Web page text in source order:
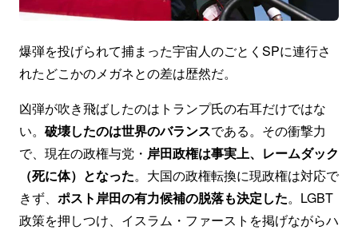
爆弾を投げられて捕まった宇宙人のごとくSPに連行さ
れたどこかのメガネとの差は歴然だ。
凶弾が吹き飛ばしたのはトランプ氏の右耳だけではな
い。 破壊したのは世界のバランスである。その衝撃力
で、現在の政権与党・ 岸田政権は事実上、レームダック
（死に体）となった。大国の政権転換に現政権は対応で
きず、 ポスト岸田の有力候補の脱落も決定した。LGBT
政策を押しつけ、イスラム・ファーストを掲げながらハ